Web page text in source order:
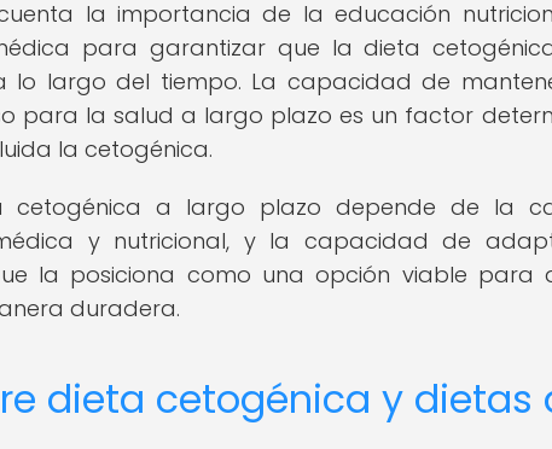
la importancia de la educación
para garantizar que la dieta
lo largo del tiempo. La capacidad de
para la salud a largo plazo es un factor
la cetogénica.
cetogénica a largo plazo depende de la
y nutricional, y la capacidad de
la posiciona como una opción viable para
duradera.
dieta cetogénica y dietas